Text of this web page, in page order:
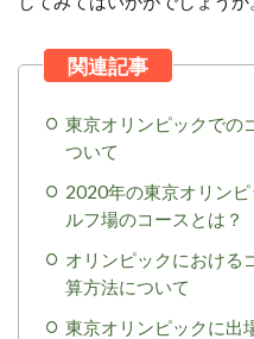
東京オリンピックでの
ついて
2020年の東京オリン
ルフ場のコースとは？
オリンピックにおける
算方法について
東京オリンピックに出